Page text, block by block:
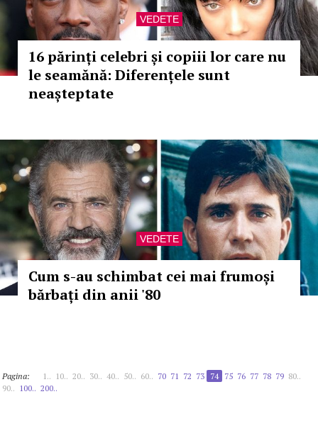
VEDETE
16 părinți celebri și copiii lor care nu
le seamănă: Diferențele sunt
neașteptate
VEDETE
Cum s-au schimbat cei mai frumoși
bărbați din anii '80
Pagina: 1.. 10.. 20.. 30.. 40.. 50.. 60.. 70 71 72 73 74 75 76 77 78 79 80..
90.. 100.. 200..